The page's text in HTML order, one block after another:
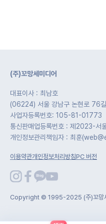
(주)꼬망세미디어
대표이사 : 최남호
(06224) 서울 강남구 논현로 76
사업자등록번호: 105-81-01773
통신판매업등록번호 : 제2023-서
개인정보관리책임자 : 최훈
이용약관개인정보처리방침PC 버전
Copyright © 1995-2025 (주)꼬망